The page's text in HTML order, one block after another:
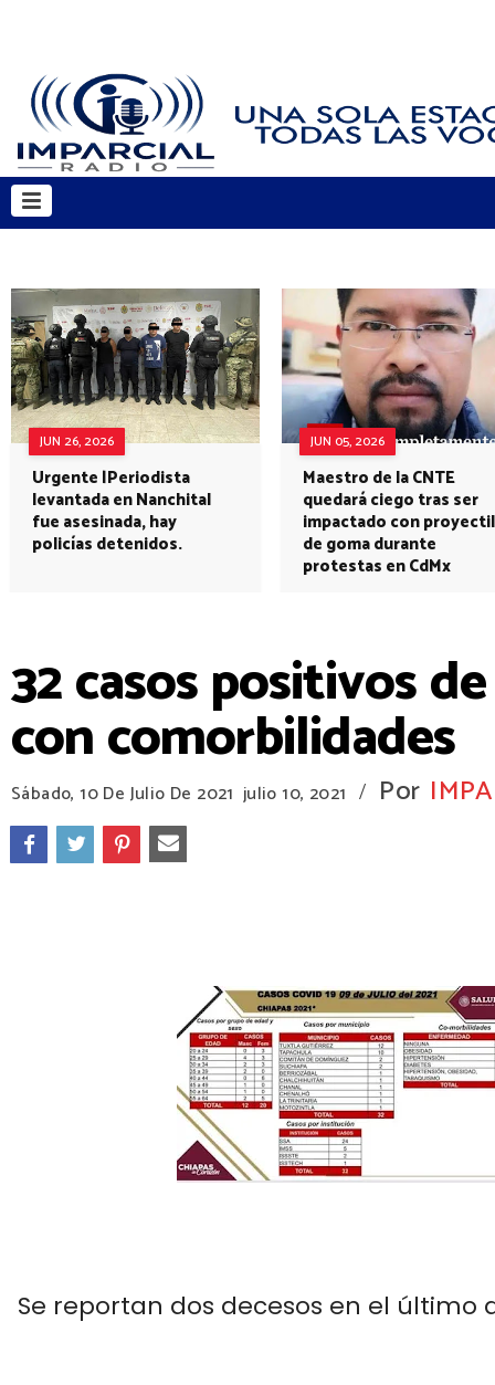
JUN 26, 2026
Urgente |Periodista
levantada en Nanchital
fue asesinada, hay
policías detenidos.
JUN 05, 2026
Maestro de la CNTE
quedará ciego tras ser
impactado con proyectil
de goma durante
protestas en CdMx
32 casos positivos
con comorbilidades
Sábado, 10 De Julio De 2021 julio 10, 2021 / Por
Se reportan dos decesos en el último